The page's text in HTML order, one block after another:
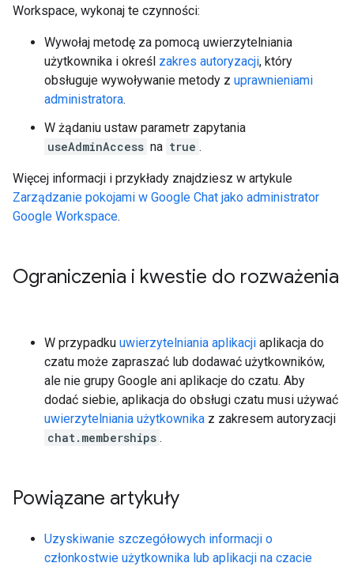
Workspace, wykonaj te czynności:
Wywołaj metodę za pomocą uwierzytelniania
użytkownika i określ zakres autoryzacji, który
obsługuje wywoływanie metody z uprawnieniami
administratora.
W żądaniu ustaw parametr zapytania
useAdminAccess na true .
Więcej informacji i przykłady znajdziesz w artykule
Zarządzanie pokojami w Google Chat jako administrator
Google Workspace.
Ograniczenia i kwestie do rozważenia
W przypadku uwierzytelniania aplikacji aplikacja do
czatu może zapraszać lub dodawać użytkowników,
ale nie grupy Google ani aplikacje do czatu. Aby
dodać siebie, aplikacja do obsługi czatu musi używać
uwierzytelniania użytkownika z zakresem autoryzacji
chat.memberships .
Powiązane artykuły
Uzyskiwanie szczegółowych informacji o
członkostwie użytkownika lub aplikacji na czacie